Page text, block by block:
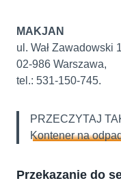
MAKJAN
ul. Wał Zawadowski
02-986 Warszawa,
tel.: 531-150-745.
PRZECZYTAJ
Kontener na
Przekazanie do